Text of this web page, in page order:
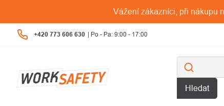
obsah
Vážení zákazníci, při nákupu
+420 773 606 630
Hledat